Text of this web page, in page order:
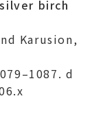
birch
Karusion,
d